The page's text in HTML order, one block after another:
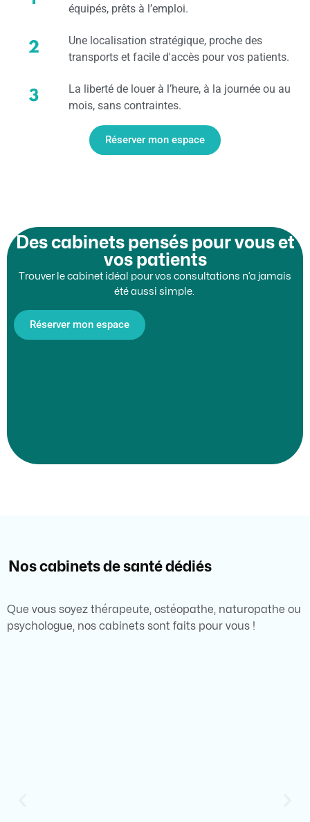
équipés, prêts à l’emploi.
Une localisation stratégique, proche des
transports et facile d'accès pour vos patients.
La liberté de louer à l’heure, à la journée ou au
mois, sans contraintes.
Réserver mon espace
Des cabinets pensés pour vous et
vos patients
Trouver le cabinet idéal pour vos consultations n’a jamais
été aussi simple.
Réserver mon espace
Nos cabinets de santédédiés
Que vous soyez thérapeute, ostéopathe, naturopathe ou
psychologue, nos cabinets sont faits pour vous !